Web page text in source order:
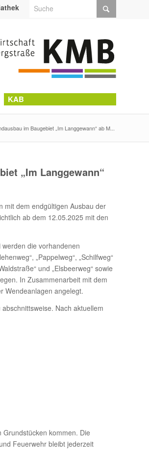
KAB
im Baugebiet „Im Langgewann“ ab M...
„Im Langgewann“
mit dem endgültigen Ausbau der
ab dem 12.05.2025 mit den
die vorhandenen
„Pappelweg“, „Schilfweg“
und „Elsbeerweg“ sowie
In Zusammenarbeit mit dem
Wendeanlagen angelegt.
Nach aktuellem
kommen. Die
Feuerwehr bleibt jederzeit